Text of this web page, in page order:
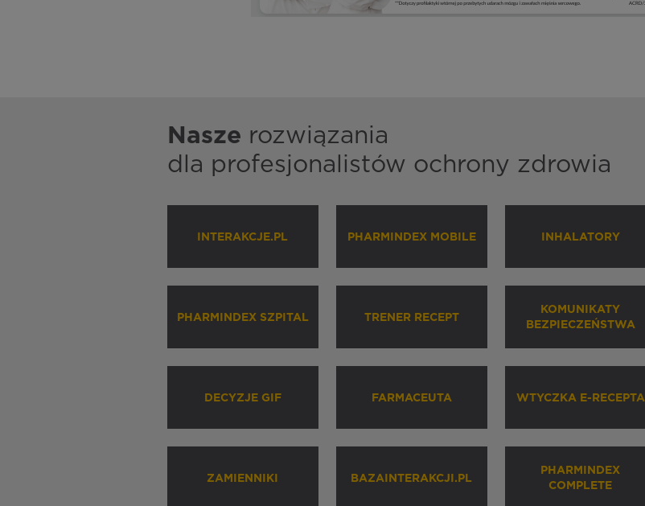
Nasze rozwiązania
dla profesjonalistów ochrony zdrowia
INTERAKCJE.PL PHARMINDEX MOBILE INHALATORY
PHARMINDEX SZPITAL TRENER RECEPT
KOMUNIKATY
BEZPIECZEŃSTWA
DECYZJE GIF FARMACEUTA WTYCZKA E-RECEPTA
ZAMIENNIKI BAZAINTERAKCJI.PL
PHARMINDEX
COMPLETE